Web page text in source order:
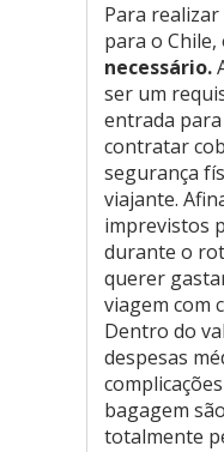
Para
para o Chile,
necessário.
ser um
entrada
contratar
segurança
viajante.
imprevistos
durante o
querer
viagem com
Dentro do
despesas
bagagem
totalmente